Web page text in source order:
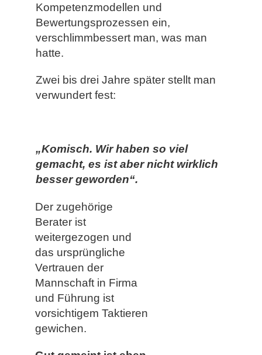
Kompetenzmodellen und
Bewertungsprozessen ein,
verschlimmbessert man, was man
hatte.
Zwei bis drei Jahre später stellt man
verwundert fest:
„Komisch. Wir haben so viel
gemacht, es ist aber nicht wirklich
besser geworden“.
Der zugehörige
Berater ist
weitergezogen und
das ursprüngliche
Vertrauen der
Mannschaft in Firma
und Führung ist
vorsichtigem Taktieren
gewichen.